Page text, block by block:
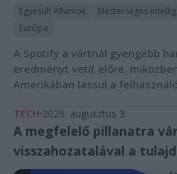
Egyesült Államok Mesterséges
Európa
A Spotify a vártnál gyengébb
eredményt vetít előre,
Amerikában lassul a
TECH 2026. augusztus 3.
A megfelelő pillanatra
visszahozatalával a